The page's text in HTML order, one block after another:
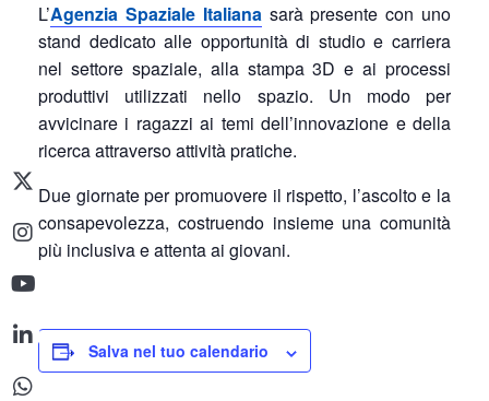
L’Agenzia Spaziale Italianasarà presente con uno
stand dedicato alle opportunità di studio e carriera
nel settore spaziale, alla stampa 3D e ai processi
produttivi utilizzati nello spazio. Un modo per
avvicinare i ragazzi ai temi dell’innovazione e della
ricerca attraverso attività pratiche.
Due giornate per promuovere il rispetto, l’ascolto e la
consapevolezza, costruendo insieme una comunità
più inclusiva e attenta ai giovani.
Salva nel tuo calendario